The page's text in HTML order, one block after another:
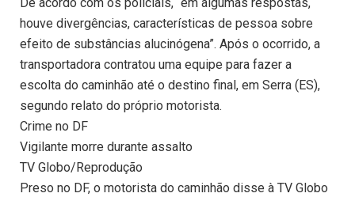
houve divergências, características de pessoa sobre
efeito de substâncias alucinógena”. Após o ocorrido, a
transportadora contratou uma equipe para fazer a
escolta do caminhão até o destino final, em Serra (ES),
segundo relato do próprio motorista.
Crime no DF
Vigilante morre durante assalto
TV Globo/Reprodução
Preso no DF, o motorista do caminhão disse à TV Globo